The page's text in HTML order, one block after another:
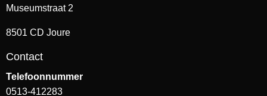
Museumstraat 2
8501 CD Joure
Contact
Telefoonnummer
0513-412283